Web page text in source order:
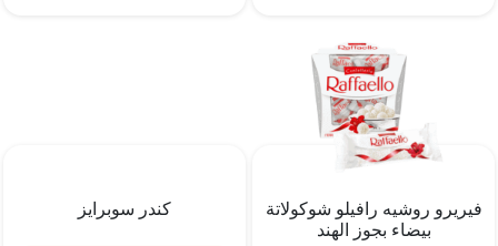
فيريرو روشيه رافيلو شوكولاتة
بيضاء بجوز الهند
كندر سوبرايز